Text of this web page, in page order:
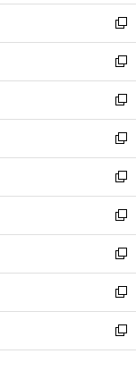
ウ
ィ
ン
ド
ウ
で
開
く
し
い
ウ
ィ
ン
ド
ウ
で
開
く
新
し
い
ウ
ィ
ン
ド
ウ
で
開
く
新
し
い
ウ
ィ
ン
ド
ウ
で
開
く
新
し
い
ウ
ィ
ン
ド
ウ
で
開
く
新
し
い
ウ
ィ
ン
ド
ウ
で
開
く
新
し
い
ウ
ィ
ン
ド
ウ
で
開
新
し
い
ウ
ィ
ン
ド
ウ
新
し
い
ウ
ィ
ン
新
し
い
ウ
新
し